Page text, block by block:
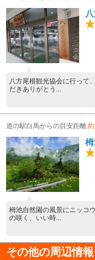
八方尾根観光協会に行って
だきありがとう...
道の駅白馬からの目安距離
栂池自然園の風景にニッコ
の咲く、いい時...
その他の周辺情報